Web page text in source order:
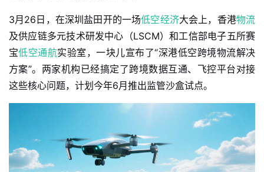
3月26日，在深圳盐田开的一场低空经济大会上，香港物流
及供应链多元技术研发中心（LSCM）和工信部电子五所赛
宝低空通航实验室，一块儿宣布了“深港低空跨境物流解决
方案”。两家机构已经搞定了跨境数据互通、飞控平台对接
这些核心问题，计划今年6月推出监管沙盒试点。